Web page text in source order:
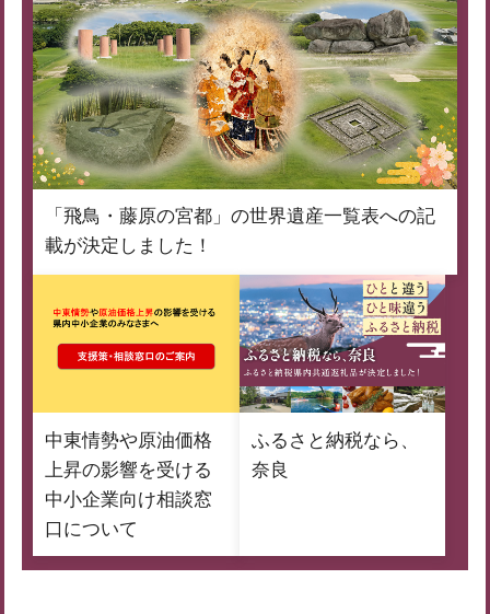
「飛鳥・藤原の宮都」の世界遺産一覧表への記
載が決定しました！
中東情勢や原油価格
上昇の影響を受ける
中小企業向け相談窓
口について
ふるさと納税なら、
奈良